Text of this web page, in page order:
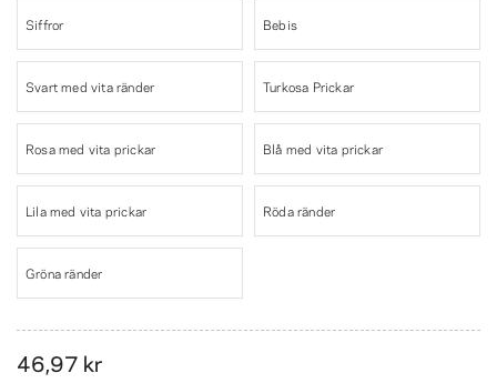
Siffror Bebis
Svart med vita ränder Turkosa Prickar
Rosa med vita prickar Blå med vita prickar
Lila med vita prickar Röda ränder
Gröna ränder
46,97 kr